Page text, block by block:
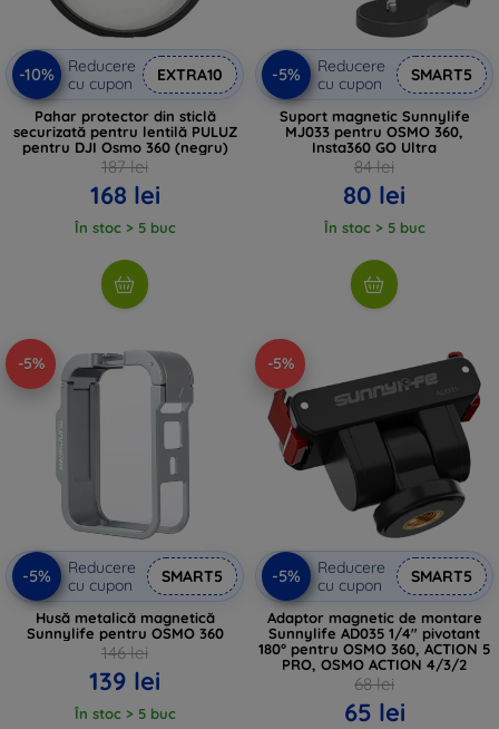
-10%
Reducere
cu cupon
EXTRA10
Pahar protector din sticlă
securizată pentru lentilă PULUZ
pentru DJI Osmo 360 (negru)
187 lei
168 lei
În stoc > 5 buc
-5%
Reducere
cu cupon
SMART5
Suport magnetic Sunnylife
MJ033 pentru OSMO 360,
Insta360 GO Ultra
84 lei
80 lei
În stoc > 5 buc
-5%
-5%
Reducere
cu cupon
SMART5
Husă metalică magnetică
Sunnylife pentru OSMO 360
146 lei
139 lei
În stoc > 5 buc
-5%
-5%
Reducere
cu cupon
SMART5
Adaptor magnetic de montare
Sunnylife AD035 1/4" pivotant
180° pentru OSMO 360, ACTION 5
PRO, OSMO ACTION 4/3/2
68 lei
65 lei